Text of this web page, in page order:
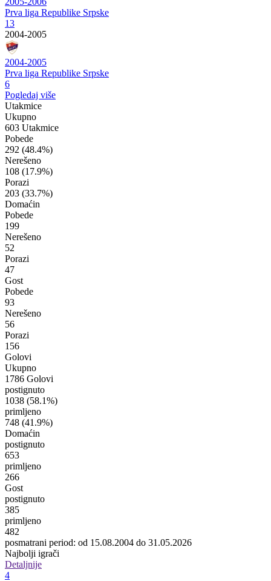
Prva liga Republike Srpske
13
2004-2005
2004-2005
Prva liga Republike Srpske
6
Pogledaj više
Utakmice
Ukupno
603 Utakmice
Pobede
292 (48.4%)
Nerešeno
108 (17.9%)
Porazi
203 (33.7%)
Domaćin
Pobede
199
Nerešeno
52
Porazi
47
Gost
Pobede
93
Nerešeno
56
Porazi
156
Golovi
Ukupno
1786 Golovi
postignuto
1038 (58.1%)
primljeno
748 (41.9%)
Domaćin
postignuto
653
primljeno
266
Gost
postignuto
385
primljeno
482
posmatrani period: od 15.08.2004 do 31.05.2026
Najbolji igrači
Detaljnije
4